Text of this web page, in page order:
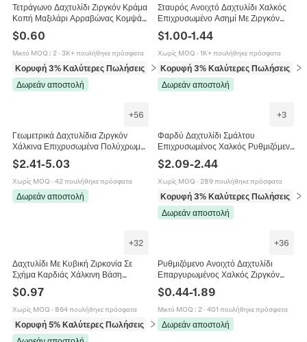
Τετράγωνο Δαχτυλίδι Ζιργκόν Κράμα
Κοπή Μαξιλάρι Αρραβώνας Κομψά
$0.60
Μικτό MOQ : 2· 3K+ πουλήθηκε πρόσφατα
Κορυφή 3% Καλύτερες Πωλήσεις
σε Δαχτυλίδια
Δωρεάν αποστολή
Σταυρός Ανοιχτό Δαχτυλίδι Χαλκός
Επιχρυσωμένο Ασημί Με Ζιργκόν
Κόσμημα Για Γυναίκες
$1.00-1.44
Χωρίς MOQ · 1K+ πουλήθηκε πρόσφατα
Κορυφή 3% Καλύτερες Πωλήσεις
σε
Δωρεάν αποστολή
+56
Γεωμετρικά Δαχτυλίδια Ζιργκόν
Χάλκινα Επιχρυσωμένα Πολύχρωμα
Κυβικά Ζιργκόν Φίδι Ουράνιο Τόξο
Vintage Μόδα Κοσμήματα Για
Γυναίκες
$2.41-5.03
Χωρίς MOQ · 42 πουλήθηκε πρόσφατα
Δωρεάν αποστολή
+3
Φαρδύ Δαχτυλίδι Σμάλτου
Επιχρυσωμένος Χαλκός Ρυθμιζόμενο
Ανοιχτό Με Ζιργκόν Vintage
Bohemian Για Γυναίκες
$2.09-2.44
Χωρίς MOQ · 289 πουλήθηκε πρόσφατα
Κορυφή 3% Καλύτερες Πωλήσεις
σε
Δωρεάν αποστολή
+32
Δαχτυλίδι Με Κυβική Ζιρκονία Σε
Σχήμα Καρδιάς Χάλκινη Βάση
Επιχρυσωμένο Σύμβολο
Απειρότητας Ρομαντικό Κόσμημα Για
Γυναίκες
$0.97
Χωρίς MOQ · 864 πουλήθηκε πρόσφατα
Κορυφή 5% Καλύτερες Πωλήσεις
σε Δαχτυλίδια
+36
Ρυθμιζόμενο Ανοιχτό Δαχτυλίδι
Επαργυρωμένος Χαλκός Ζιργκόν
Πολυτελές Σχέδιο Μικρού Πλήθους
Κοσμήματα Γυναικείο Δώρο
$0.44-1.89
Μικτό MOQ : 2· 401 πουλήθηκε πρόσφατα
Δωρεάν αποστολή